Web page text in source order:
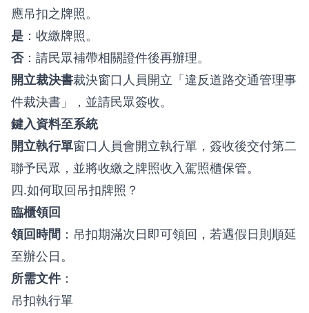
應吊扣之牌照。
是 ：收繳牌照。
否：請民眾補帶相關證件後再辦理。
開立裁決書裁決窗口人員開立「違反道路交通管理事
件裁決書」，並請民眾簽收。
鍵入資料至系統
開立執行單窗口人員會開立執行單，簽收後交付第二
聯予民眾，並將收繳之牌照收入駕照櫃保管。
四.如何取回吊扣牌照？
臨櫃領回
領回時間 ：吊扣期滿次日即可領回，若遇假日則順延
至辦公日。
所需文件：
吊扣執行單